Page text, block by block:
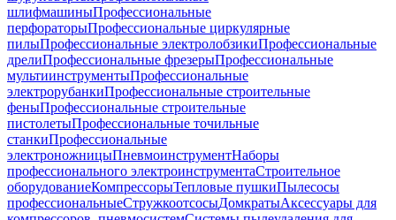
шлифмашиныПрофессиональные
перфораторыПрофессиональные циркулярные
пилыПрофессиональные электролобзикиПрофессиональные
дрелиПрофессиональные фрезерыПрофессиональные
мультиинструментыПрофессиональные
электрорубанкиПрофессиональные строительные
феныПрофессиональные строительные
пистолетыПрофессиональные точильные
станкиПрофессиональные
электроножницыПневмоинструментНаборы
профессионального электроинструментаСтроительное
оборудованиеКомпрессорыТепловые пушкиПылесосы
профессиональныеСтружкоотсосыДомкратыАксессуары для